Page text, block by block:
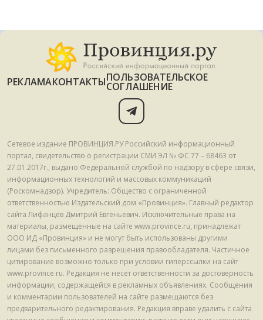
РЕКЛАМАКОНТАКТЫПОЛЬЗОВАТЕЛЬСКОЕ
СОГЛАШЕНИЕ
Сетевое издание ПРОВИНЦИЯ.РУ Российский информационный
портал, свидетельство о регистрации СМИ ЭЛ № ФС 77 – 68463 от
27.01.2017г., выдано Федеральной службой по надзору в сфере связи,
информационных технологий и массовых коммуникаций
(Роскомнадзор). Учредитель: Общество с ограниченной
ответственностью Издательский дом «Провинция». Главный редактор
сайта Лифанцев Дмитрий Евгеньевич. Исключительные права на
материалы, размещенные на сайте www.province.ru, принадлежат
ООО ИД «Провинция» и не могут быть использованы другими
лицами без письменного разрешения правообладателя. Частичное
цитирование возможно только при условии гиперссылки на сайт
www.province.ru. Редакция не несет ответственности за достоверность
информации, содержащейся в рекламных объявлениях. Сообщения
и комментарии пользователей на сайте размещаются без
предварительного редактирования. Редакция вправе удалить с сайта